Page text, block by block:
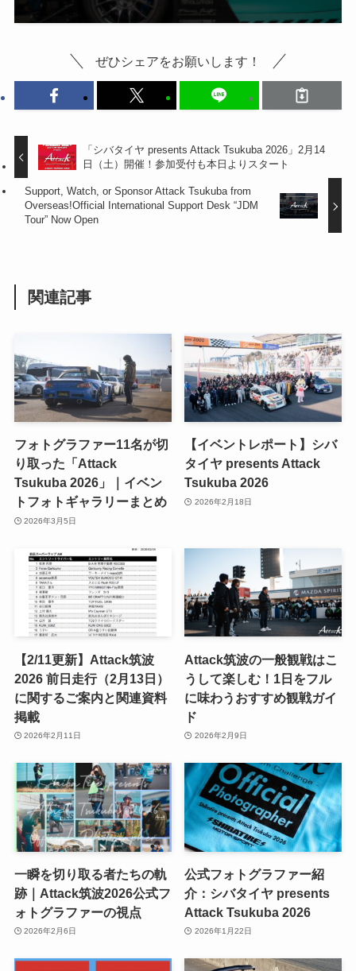
ぜひシェアをお願いします！
「シバタイヤ presents Attack Tsukuba 2026」2月14
日（土）開催！参加受付も本日よりスタート
Support, Watch, or Sponsor Attack Tsukuba from
Overseas!Official International Support Desk “JDM
Tour” Now Open
関連記事
フォトグラファー11名が切
り取った「Attack
Tsukuba 2026」｜イベン
トフォトギャラリーまとめ
2026年3月5日
【イベントレポート】シバ
タイヤ presents Attack
Tsukuba 2026
2026年2月18日
【2/11更新】Attack筑波
2026 前日走行（2月13日）
に関するご案内と関連資料
掲載
2026年2月11日
Attack筑波の一般観戦はこ
うして楽しむ！1日をフル
に味わうおすすめ観戦ガイ
ド
2026年2月9日
一瞬を切り取る者たちの軌
跡｜Attack筑波2026公式フ
ォトグラファーの視点
2026年2月6日
公式フォトグラファー紹
介：シバタイヤ presents
Attack Tsukuba 2026
2026年1月22日